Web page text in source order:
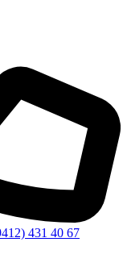
431 40 67